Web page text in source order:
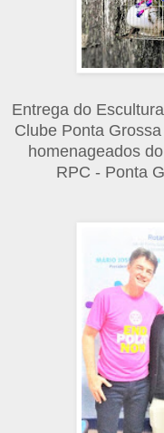
Entrega do
Clube Ponta
homenageados
RPC - Ponta